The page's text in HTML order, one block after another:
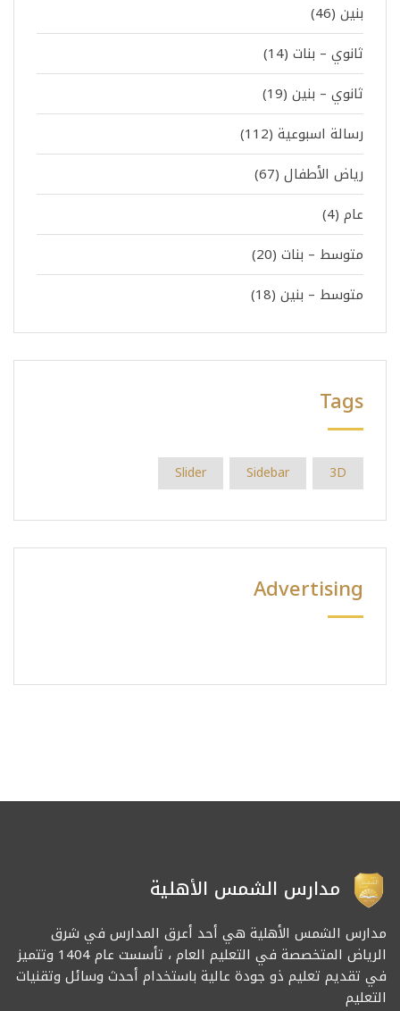
بنين (46)
ثانوي – بنات (14)
ثانوي – بنين (19)
رسالة اسبوعية (112)
رياض الأطفال (67)
عام (4)
متوسط – بنات (20)
متوسط – بنين (18)
Tags
3D
Sidebar
Slider
Advertising
مدارس الشمس الأهلية
مدارس الشمس الأهلية هي أحد أعرق المدارس في شرق
الرياض المتخصصة في التعليم العام ، تأسست عام 1404 وتتميز
في تقديم تعليم ذو جودة عالية باستخدام أحدث وسائل وتقنيات
التعليم